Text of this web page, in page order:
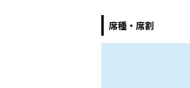
席種・席割